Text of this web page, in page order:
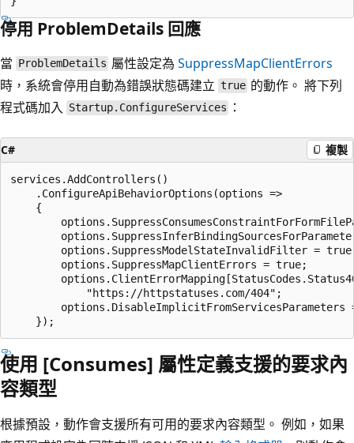
停用 ProblemDetails 回應
當 ProblemDetails 屬性設定為SuppressMapClientErrors
時，系統會停用自動為錯誤狀態碼建立 true 的動作。 將下列
程式碼加入 Startup.ConfigureServices ：
C# 複製
services.AddControllers()
    .ConfigureApiBehaviorOptions(options =>
    {
options.SuppressModelStateInvalidFilter =
        options.SuppressMapClientErrors = true;
            "https://httpstatuses.com/404";
options.DisableImplicitFromServicesParameters
使用 [Consumes] 屬性定義支援的要求內
容類型
根據預設，動作會支援所有可用的要求內容類型。 例如，如果